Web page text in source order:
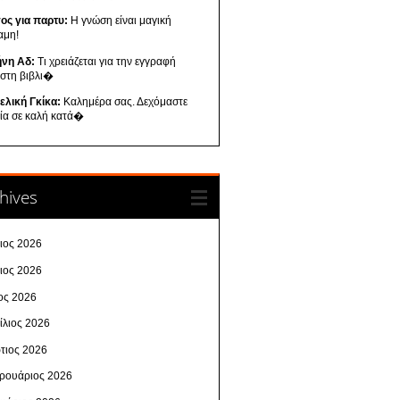
για παρτυ: Η γνώση είναι μαγική
Αδ: Τι χρειάζεται για την εγγραφή
βιβλι�
Γκίκα: Καλημέρα σας. Δεχόμαστε
σε καλή κατά�
2026
2026
2026
2026
2026
2026